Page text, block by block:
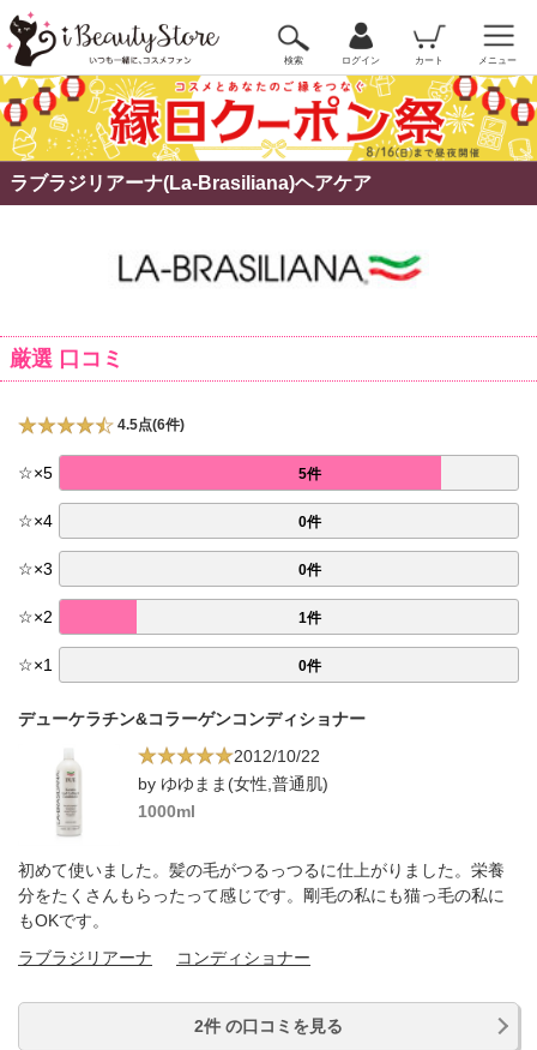
検索 ログイン カート メニュー
ラブラジリアーナ(La-Brasiliana)ヘアケア
厳選 口コミ
4.5点(6件)
☆×5 5件
☆×4 0件
☆×3 0件
☆×2 1件
☆×1 0件
デューケラチン&コラーゲンコンディショナー
2012/10/22
by ゆゆまま(女性,普通肌)
1000ml
初めて使いました。髪の毛がつるっつるに仕上がりました。栄養
分をたくさんもらったって感じです。剛毛の私にも猫っ毛の私に
もOKです。
ラブラジリアーナ
コンディショナー
2件 の口コミを見る